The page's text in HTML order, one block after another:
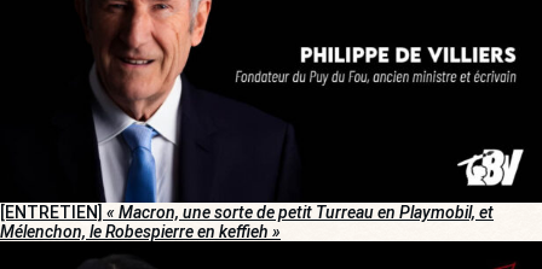
[ENTRETIEN] « Macron, une sorte de petit Turreau en Playmobil, et
Mélenchon, le Robespierre en keffieh »